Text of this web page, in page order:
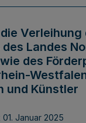
Verleihung
Landes
des
und Künstler
01. Januar 2025